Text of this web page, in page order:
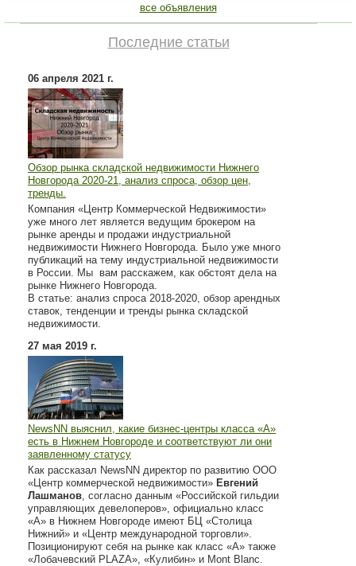
все объявления
Последние статьи
06 апреля 2021 г.
Обзор рынка складской недвижимости Нижнего
Новгорода 2020-21, анализ спроса, обзор цен,
тренды.
Компания «Центр Коммерческой Недвижимости»
уже много лет является ведущим брокером на
рынке аренды и продажи индустриальной
недвижимости Нижнего Новгорода. Было уже много
публикаций на тему индустриальной недвижимости
в России. Мы вам расскажем, как обстоят дела на
рынке Нижнего Новгорода.
В статье: анализ спроса 2018-2020, обзор арендных
ставок, тенденции и тренды рынка складской
недвижимости.
27 мая 2019 г.
NewsNN выяснил, какие бизнес-центры класса «А»
есть в Нижнем Новгороде и соответствуют ли они
заявленному статусу
Как рассказал NewsNN директор по развитию ООО
«Центр коммерческой недвижимости» Евгений
Лашманов, согласно данным «Российской гильдии
управляющих девелоперов», официально класс
«А» в Нижнем Новгороде имеют БЦ «Столица
Нижний» и «Центр международной торговли».
Позиционируют себя на рынке как класс «А» также
«Лобачевский PLAZA», «Кулибин» и Mont Blanc.